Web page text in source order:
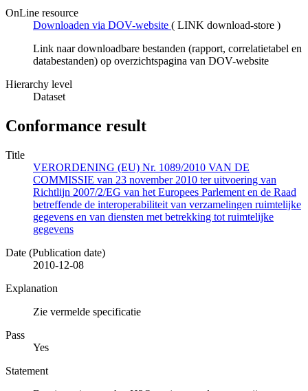
OnLine resource
Downloaden via DOV-website ( LINK download-store )
Link naar downloadbare bestanden (rapport, correlatietabel en
databestanden) op overzichtspagina van DOV-website
Hierarchy level
Dataset
Conformance result
Title
VERORDENING (EU) Nr. 1089/2010 VAN DE
COMMISSIE van 23 november 2010 ter uitvoering van
Richtlijn 2007/2/EG van het Europees Parlement en de Raad
betreffende de interoperabiliteit van verzamelingen ruimtelijke
gegevens en van diensten met betrekking tot ruimtelijke
gegevens
Date (Publication date)
2010-12-08
Explanation
Zie vermelde specificatie
Pass
Yes
Statement